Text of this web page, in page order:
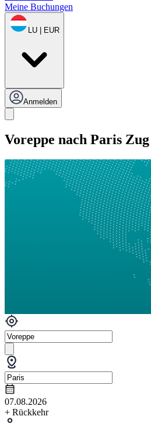
Meine Buchungen
LU | EUR
Anmelden
Voreppe nach Paris Zug
07.08.2026
+ Rückkehr